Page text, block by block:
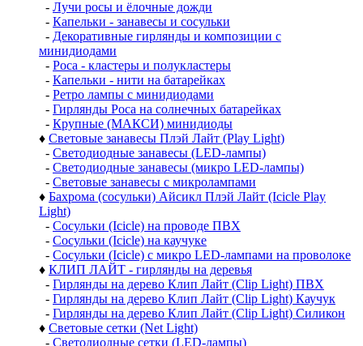
- Лучи росы и ёлочные дожди
- Капельки - занавесы и сосульки
- Декоративные гирлянды и композиции с
минидиодами
- Роса - кластеры и полукластеры
- Капельки - нити на батарейках
- Ретро лампы с минидиодами
- Гирлянды Роса на солнечных батарейках
- Крупные (МАКСИ) минидиоды
♦ Световые занавесы Плэй Лайт (Play Light)
- Светодиодные занавесы (LED-лампы)
- Светодиодные занавесы (микро LED-лампы)
- Световые занавесы с микролампами
♦ Бахрома (сосульки) Айсикл Плэй Лайт (Icicle Play
Light)
- Сосульки (Icicle) на проводе ПВХ
- Сосульки (Icicle) на каучуке
- Сосульки (Icicle) с микро LED-лампами на проволоке
♦ КЛИП ЛАЙТ - гирлянды на деревья
- Гирлянды на дерево Клип Лайт (Clip Light) ПВХ
- Гирлянды на дерево Клип Лайт (Clip Light) Каучук
- Гирлянды на дерево Клип Лайт (Clip Light) Силикон
♦ Световые сетки (Net Light)
- Светодиодные сетки (LED-лампы)